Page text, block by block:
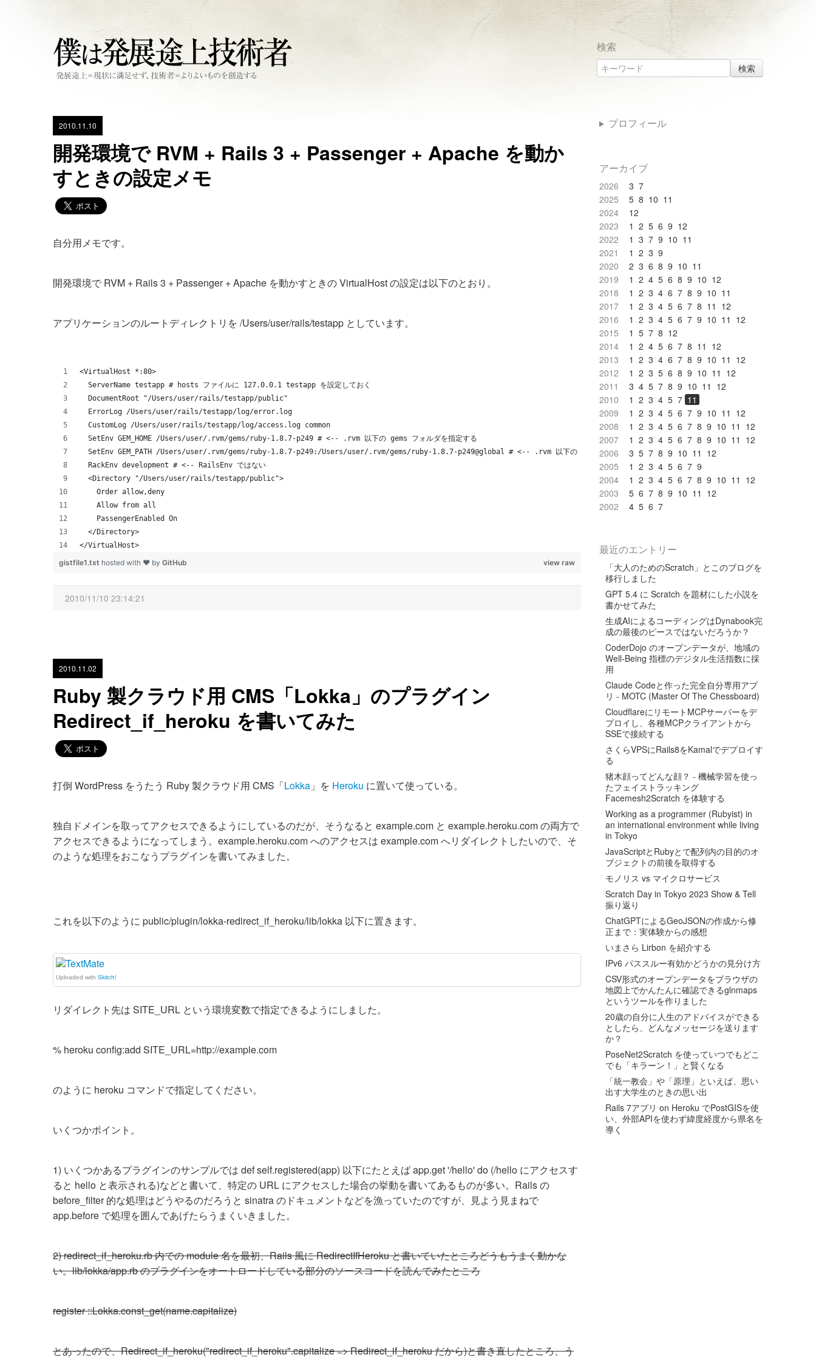
2010.11.10
開発環境で RVM + Rails 3 + Passenger + Apache を動か
すときの設定メモ
自分用メモです。
開発環境で RVM + Rails 3 + Passenger + Apache を動かすときの VirtualHost の設定は以下のとおり。
アプリケーションのルートディレクトリを /Users/user/rails/testapp としています。
<VirtualHost *:80>
  ServerName testapp # hosts ファイルに 127.0.0.1 testapp を設定しておく
  DocumentRoot "/Users/user/rails/testapp/public"
  ErrorLog /Users/user/rails/testapp/log/error.log
  CustomLog /Users/user/rails/testapp/log/access.log common
  SetEnv GEM_HOME /Users/user/.rvm/gems/ruby-1.8.7-p249 # <-- .rvm 以下の gems フォルダを指定する
  SetEnv GEM_PATH /Users/user/.rvm/gems/ruby-1.8.7-p249:/Users/user/.rvm/gems/ruby-1.8.7-p249@global # <-- .rvm 以下の gems フォルダを指定する
  RackEnv development # <-- RailsEnv ではない
  <Directory "/Users/user/rails/testapp/public">
    Order allow,deny
    Allow from all
    PassengerEnabled On
  </Directory>
</VirtualHost>
view raw
gistfile1.txt hosted with ❤ by GitHub
2010/11/10 23:14:21
2010.11.02
Ruby 製クラウド用 CMS「Lokka」のプラグイン
Redirect_if_heroku を書いてみた
打倒 WordPress をうたう Ruby 製クラウド用 CMS「Lokka 」を Heroku に置いて使っている。
独自ドメインを取ってアクセスできるようにしているのだが、そうなると example.com と example.heroku.com の両方で
アクセスできるようになってしまう。example.heroku.com へのアクセスは example.com へリダイレクトしたいので、そ
のような処理をおこなうプラグインを書いてみました。
これを以下のように public/plugin/lokka-redirect_if_heroku/lib/lokka 以下に置きます。
Uploaded with Skitch!
リダイレクト先は SITE_URL という環境変数で指定できるようにしました。
% heroku config:add SITE_URL=http://example.com
のように heroku コマンドで指定してください。
いくつかポイント。
1) いくつかあるプラグインのサンプルでは def self.registered(app) 以下にたとえば app.get '/hello' do (/hello にアクセスす
ると hello と表示される)などと書いて、特定の URL にアクセスした場合の挙動を書いてあるものが多い。Rails の
before_filter 的な処理はどうやるのだろうと sinatra のドキュメントなどを漁っていたのですが、見よう見まねで
app.before で処理を囲んであげたらうまくいきました。
2) redirect_if_heroku.rb 内での module 名を最初、Rails 風に RedirectIfHeroku と書いていたところどうもうまく動かな
い。lib/lokka/app.rb のプラグインをオートロードしている部分のソースコードを読んでみたところ
register ::Lokka.const_get(name.capitalize)
とあったので、Redirect_if_heroku("redirect_if_heroku".capitalize => Redirect_if_heroku だから)と書き直したところ、う
検索
検索
プロフィール
アーカイブ
2026 3 7
2025
5 8 10 11
2024
12
2023
1 2 5 6 9 12
2022
1 3 7 9 10 11
2021
1 2 3 9
2020
2 3 6 8 9 10 11
2019
1 2 4 5 6 8 9 10 12
2018
1 2 3 4 6 7 8 9 10 11
2017
1 2 3 4 5 6 7 8 11 12
2016
1 2 3 4 5 6 7 9 10 11 12
2015
1 5 7 8 12
2014
1 2 4 5 6 7 8 11 12
2013
1 2 3 4 6 7 8 9 10 11 12
2012
1 2 3 5 6 8 9 10 11 12
2011
3 4 5 7 8 9 10 11 12
2010
1 2 3 4 5 7 11
2009
1 2 3 4 5 6 7 9 10 11 12
2008
1 2 3 4 5 6 7 8 9 10 11 12
2007
1 2 3 4 5 6 7 8 9 10 11 12
2006
3 5 7 8 9 10 11 12
2005
1 2 3 4 5 6 7 9
2004
1 2 3 4 5 6 7 8 9 10 11 12
2003
5 6 7 8 9 10 11 12
2002
4 5 6 7
最近のエントリー
「大人のためのScratch」とこのブログを
移行しました
GPT 5.4 に Scratch を題材にした小説を
書かせてみた
生成AIによるコーディングはDynabook完
成の最後のピースではないだろうか？
CoderDojo のオープンデータが、地域の
Well-Being 指標のデジタル生活指数に採
用
Claude Codeと作った完全自分専用アプ
リ - MOTC (Master Of The Chessboard)
CloudflareにリモートMCPサーバーをデ
プロイし、各種MCPクライアントから
SSEで接続する
さくらVPSにRails8をKamalでデプロイす
る
猪木顔ってどんな顔？ - 機械学習を使っ
たフェイストラッキング
Facemesh2Scratch を体験する
Working as a programmer (Rubyist) in
an international environment while living
in Tokyo
JavaScriptとRubyとで配列内の目的のオ
ブジェクトの前後を取得する
モノリス vs マイクロサービス
Scratch Day in Tokyo 2023 Show & Tell
振り返り
ChatGPTによるGeoJSONの作成から修
正まで：実体験からの感想
いまさら Lirbon を紹介する
IPv6 パススルー有効かどうかの見分け方
CSV形式のオープンデータをブラウザの
地図上でかんたんに確認できるglnmaps
というツールを作りました
20歳の自分に人生のアドバイスができる
としたら、どんなメッセージを送ります
か？
PoseNet2Scratch を使っていつでもどこ
でも「キラーン！」と賢くなる
「統一教会」や「原理」といえば、思い
出す大学生のときの思い出
Rails 7アプリ on Heroku でPostGISを使
い、外部APIを使わず緯度経度から県名を
導く